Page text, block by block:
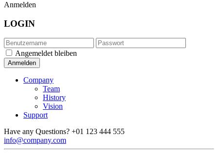
Anmelden
LOGIN
Angemeldet bleiben
Company
Team
History
Vision
Support
Have any Questions? +01 123 444 555
info@company.com